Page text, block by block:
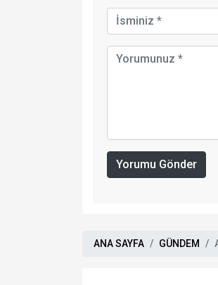
Yorumu Gönder
ANA SAYFA GÜNDEM